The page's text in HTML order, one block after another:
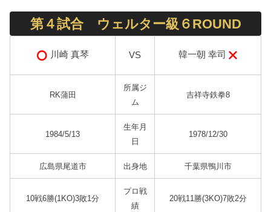
第４試合 ウェルター級６ROUND
川崎 真琴 VS 韓一朝 幸司
RK蒲田
所属ジ
ム
吉祥寺鉄拳8
1984/5/13
生年月
日
1978/12/30
広島県尾道市 出身地 千葉県鴨川市
10戦6勝(1KO)3敗1分
プロ戦
績
20戦11勝(3KO)7敗2分